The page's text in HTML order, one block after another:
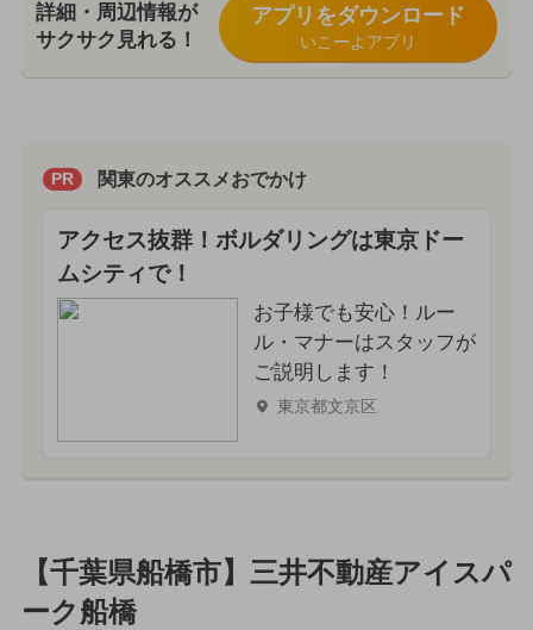
詳細・周辺情報が
サクサク見れる！
アプリをダウンロード
いこーよアプリ
PR 関東のオススメおでかけ
アクセス抜群！ボルダリングは東京ドー
ムシティで！
お子様でも安心！ルー
ル・マナーはスタッフが
ご説明します！
東京都文京区
【千葉県船橋市】三井不動産アイスパ
ーク船橋